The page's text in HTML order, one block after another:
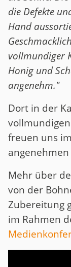
die Defekte
Hand
vollmundiger
Honig und
angenehm."
Dort in der
freuen uns
Mehr über
von der
Zubereitung
im Rahmen